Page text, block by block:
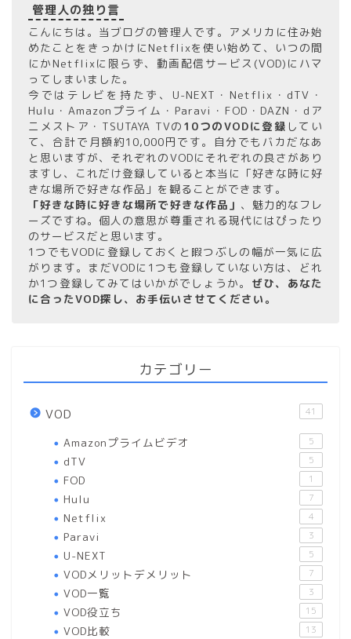
管理人の独り言
こんにちは。当ブログの管理人です。アメリカに住み始
めたことをきっかけにNetflixを使い始めて、いつの間
にかNetflixに限らず、動画配信サービス(VOD)にハマ
ってしまいました。
今ではテレビを持たず、U-NEXT・Netflix・dTV・
Hulu・Amazonプライム・Paravi・FOD・DAZN・dア
ニメストア・TSUTAYA TVの 10つのVODに登録 してい
て、合計で月額約10,000円です。自分でもバカだなあ
と思いますが、それぞれのVODにそれぞれの良さがあり
ますし、これだけ登録していると本当に「好きな時に好
きな場所で好きな作品」を観ることができます。
「好きな時に好きな場所で好きな作品」 、魅力的なフレ
ーズですね。個人の意思が尊重される現代にはぴったり
のサービスだと思います。
1つでもVODに登録しておくと暇つぶしの幅が一気に広
がります。まだVODに1つも登録していない方は、どれ
か1つ登録してみてはいかがでしょうか。 ぜひ、あなた
に合ったVOD探し、お手伝いさせてください。
カテゴリー
VOD 41
Amazonプライムビデオ 5
dTV 5
FOD 1
Hulu 7
Netflix 4
Paravi 3
U-NEXT 5
VODメリットデメリット 7
VOD一覧 3
VOD役立ち 15
VOD比較 13